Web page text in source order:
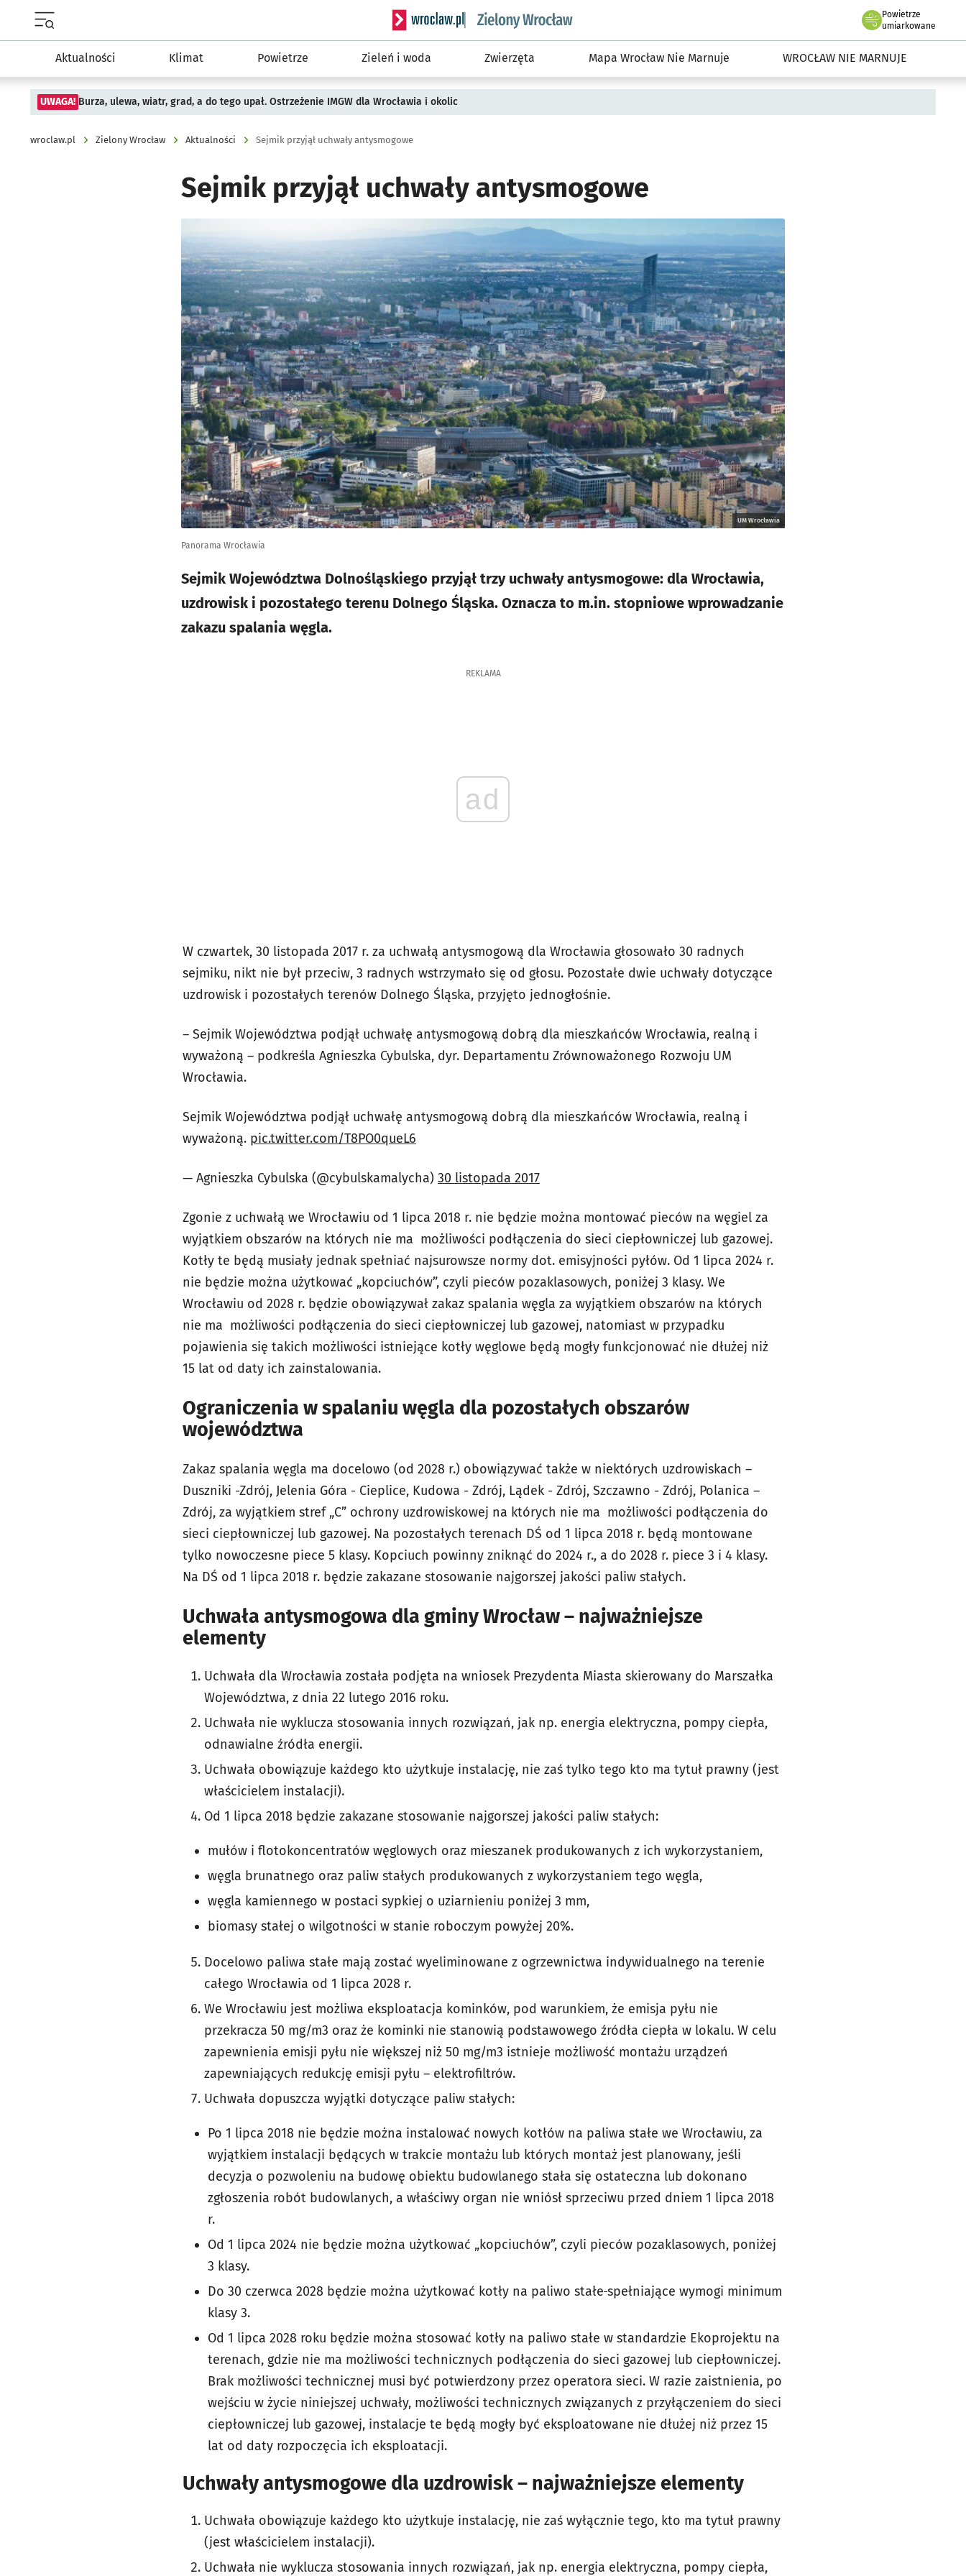
Serwis informacyjny wroclaw.pl podserwis: Środowisko we Wrocławiu
Powietrze
we Wrocławiu
umiarkowane
Aktualności Klimat Powietrze Zieleń i woda Zwierzęta Mapa Wrocław Nie Marnuje WROCŁAW NIE MARNUJE
UWAGA! Burza, ulewa, wiatr, grad, a do tego upał. Ostrzeżenie IMGW dla Wrocławia i okolic
wroclaw.pl Zielony Wrocław Aktualności Sejmik przyjął uchwały antysmogowe
Sejmik przyjął uchwały antysmogowe
UM Wrocławia
Panorama Wrocławia
Sejmik Województwa Dolnośląskiego przyjął trzy uchwały antysmogowe: dla Wrocławia,
uzdrowisk i pozostałego terenu Dolnego Śląska. Oznacza to m.in. stopniowe wprowadzanie
zakazu spalania węgla.
REKLAMA
ad
W czwartek, 30 listopada 2017 r. za uchwałą antysmogową dla Wrocławia głosowało 30 radnych
sejmiku, nikt nie był przeciw, 3 radnych wstrzymało się od głosu. Pozostałe dwie uchwały dotyczące
uzdrowisk i pozostałych terenów Dolnego Śląska, przyjęto jednogłośnie.
– Sejmik Województwa podjął uchwałę antysmogową dobrą dla mieszkańców Wrocławia, realną i
wyważoną – podkreśla Agnieszka Cybulska, dyr. Departamentu Zrównoważonego Rozwoju UM
Wrocławia.
Sejmik Województwa podjął uchwałę antysmogową dobrą dla mieszkańców Wrocławia, realną i
wyważoną. pic.twitter.com/T8PO0queL6
— Agnieszka Cybulska (@cybulskamalycha) 30 listopada 2017
Zgonie z uchwałą we Wrocławiu od 1 lipca 2018 r. nie będzie można montować pieców na węgiel za
wyjątkiem obszarów na których nie ma możliwości podłączenia do sieci ciepłowniczej lub gazowej.
Kotły te będą musiały jednak spełniać najsurowsze normy dot. emisyjności pyłów. Od 1 lipca 2024 r.
nie będzie można użytkować „kopciuchów”, czyli pieców pozaklasowych, poniżej 3 klasy. We
Wrocławiu od 2028 r. będzie obowiązywał zakaz spalania węgla za wyjątkiem obszarów na których
nie ma możliwości podłączenia do sieci ciepłowniczej lub gazowej, natomiast w przypadku
pojawienia się takich możliwości istniejące kotły węglowe będą mogły funkcjonować nie dłużej niż
15 lat od daty ich zainstalowania.
Ograniczenia w spalaniu węgla dla pozostałych obszarów
województwa
Zakaz spalania węgla ma docelowo (od 2028 r.) obowiązywać także w niektórych uzdrowiskach –
Duszniki -Zdrój, Jelenia Góra - Cieplice, Kudowa - Zdrój, Lądek - Zdrój, Szczawno - Zdrój, Polanica –
Zdrój, za wyjątkiem stref „C” ochrony uzdrowiskowej na których nie ma możliwości podłączenia do
sieci ciepłowniczej lub gazowej. Na pozostałych terenach DŚ od 1 lipca 2018 r. będą montowane
tylko nowoczesne piece 5 klasy. Kopciuch powinny zniknąć do 2024 r., a do 2028 r. piece 3 i 4 klasy.
Na DŚ od 1 lipca 2018 r. będzie zakazane stosowanie najgorszej jakości paliw stałych.
Uchwała antysmogowa dla gminy Wrocław – najważniejsze
elementy
Uchwała dla Wrocławia została podjęta na wniosek Prezydenta Miasta skierowany do Marszałka
Województwa, z dnia 22 lutego 2016 roku.
Uchwała nie wyklucza stosowania innych rozwiązań, jak np. energia elektryczna, pompy ciepła,
odnawialne źródła energii.
Uchwała obowiązuje każdego kto użytkuje instalację, nie zaś tylko tego kto ma tytuł prawny (jest
właścicielem instalacji).
Od 1 lipca 2018 będzie zakazane stosowanie najgorszej jakości paliw stałych:
mułów i flotokoncentratów węglowych oraz mieszanek produkowanych z ich wykorzystaniem,
węgla brunatnego oraz paliw stałych produkowanych z wykorzystaniem tego węgla,
węgla kamiennego w postaci sypkiej o uziarnieniu poniżej 3 mm,
biomasy stałej o wilgotności w stanie roboczym powyżej 20%.
Docelowo paliwa stałe mają zostać wyeliminowane z ogrzewnictwa indywidualnego na terenie
całego Wrocławia od 1 lipca 2028 r.
We Wrocławiu jest możliwa eksploatacja kominków, pod warunkiem, że emisja pyłu nie
przekracza 50 mg/m3 oraz że kominki nie stanowią podstawowego źródła ciepła w lokalu. W celu
zapewnienia emisji pyłu nie większej niż 50 mg/m3 istnieje możliwość montażu urządzeń
zapewniających redukcję emisji pyłu – elektrofiltrów.
Uchwała dopuszcza wyjątki dotyczące paliw stałych:
Po 1 lipca 2018 nie będzie można instalować nowych kotłów na paliwa stałe we Wrocławiu, za
wyjątkiem instalacji będących w trakcie montażu lub których montaż jest planowany, jeśli
decyzja o pozwoleniu na budowę obiektu budowlanego stała się ostateczna lub dokonano
zgłoszenia robót budowlanych, a właściwy organ nie wniósł sprzeciwu przed dniem 1 lipca 2018
r.
Od 1 lipca 2024 nie będzie można użytkować „kopciuchów”, czyli pieców pozaklasowych, poniżej
3 klasy.
Do 30 czerwca 2028 będzie można użytkować kotły na paliwo stałe spełniające wymogi minimum
klasy 3.
Od 1 lipca 2028 roku będzie można stosować kotły na paliwo stałe w standardzie Ekoprojektu na
terenach, gdzie nie ma możliwości technicznych podłączenia do sieci gazowej lub ciepłowniczej.
Brak możliwości technicznej musi być potwierdzony przez operatora sieci. W razie zaistnienia, po
wejściu w życie niniejszej uchwały, możliwości technicznych związanych z przyłączeniem do sieci
ciepłowniczej lub gazowej, instalacje te będą mogły być eksploatowane nie dłużej niż przez 15
lat od daty rozpoczęcia ich eksploatacji.
Uchwały antysmogowe dla uzdrowisk – najważniejsze elementy
Uchwała obowiązuje każdego kto użytkuje instalację, nie zaś wyłącznie tego, kto ma tytuł prawny
(jest właścicielem instalacji).
Uchwała nie wyklucza stosowania innych rozwiązań, jak np. energia elektryczna, pompy ciepła,